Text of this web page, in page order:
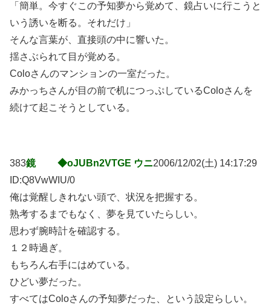
「簡単。今すぐこの予知夢から覚めて、鏡占いに行こうと
いう誘いを断る。それだけ」
そんな言葉が、直接頭の中に響いた。
揺さぶられて目が覚める。
Coloさんのマンションの一室だった。
みかっちさんが目の前で机につっぷしているColoさんを
続けて起こそうとしている。
383鏡 ◆oJUBn2VTGE ウニ2006/12/02(土) 14:17:29
ID:Q8VwWIU/0
俺は覚醒しきれない頭で、状況を把握する。
熟考するまでもなく、夢を見ていたらしい。
思わず腕時計を確認する。
１２時過ぎ。
もちろん右手にはめている。
ひどい夢だった。
すべてはColoさんの予知夢だった、という設定らしい。